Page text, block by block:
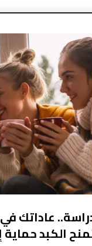
عاداتك
الكبد